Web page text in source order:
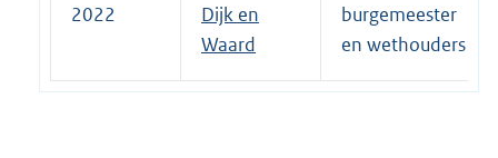
2022
Dijk en
Waard
burgemeester
en wethouders